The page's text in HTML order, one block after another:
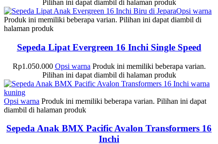
Pilihan ini dapat diambil di halaman produk
Opsi warna
Produk ini memiliki beberapa varian. Pilihan ini dapat diambil di
halaman produk
Sepeda Lipat Evergreen 16 Inchi Single Speed
Rp1.050.000 Opsi warna Produk ini memiliki beberapa varian.
Pilihan ini dapat diambil di halaman produk
Opsi warna Produk ini memiliki beberapa varian. Pilihan ini dapat
diambil di halaman produk
Sepeda Anak BMX Pacific Avalon Transformers 16
Inchi